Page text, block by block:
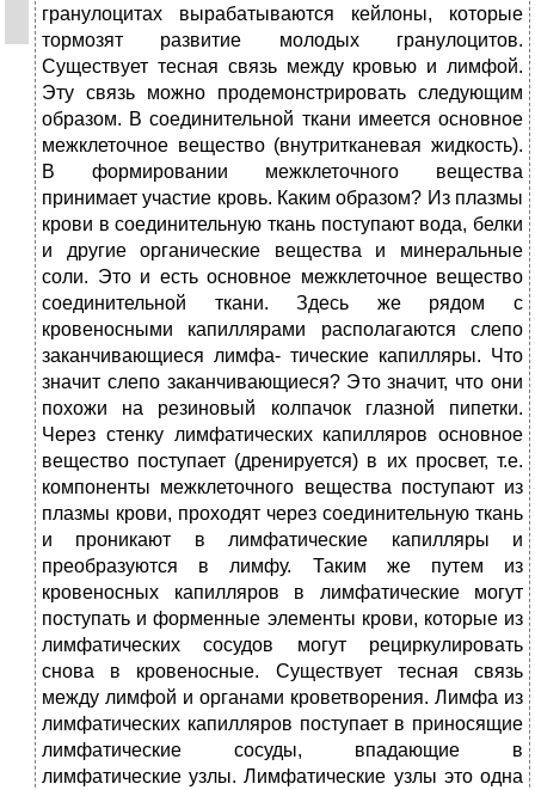
гранулоцитах вырабатываются кейлоны, которые
тормозят развитие молодых гранулоцитов.
Существует тесная связь между кровью и лимфой.
Эту связь можно продемонстрировать следующим
образом. В соединительной ткани имеется основное
межклеточное вещество (внутритканевая жидкость).
В формировании межклеточного вещества
принимает участие кровь. Каким образом? Из плазмы
крови в соединительную ткань поступают вода, белки
и другие органические вещества и минеральные
соли. Это и есть основное межклеточное вещество
соединительной ткани. Здесь же рядом с
кровеносными капиллярами располагаются слепо
заканчивающиеся лимфа- тические капилляры. Что
значит слепо заканчивающиеся? Это значит, что они
похожи на резиновый колпачок глазной пипетки.
Через стенку лимфатических капилляров основное
вещество поступает (дренируется) в их просвет, т.е.
компоненты межклеточного вещества поступают из
плазмы крови, проходят через соединительную ткань
и проникают в лимфатические капилляры и
преобразуются в лимфу. Таким же путем из
кровеносных капилляров в лимфатические могут
поступать и форменные элементы крови, которые из
лимфатических сосудов могут рециркулировать
снова в кровеносные. Существует тесная связь
между лимфой и органами кроветворения. Лимфа из
лимфатических капилляров поступает в приносящие
лимфатические сосуды, впадающие в
лимфатические узлы. Лимфатические узлы это одна